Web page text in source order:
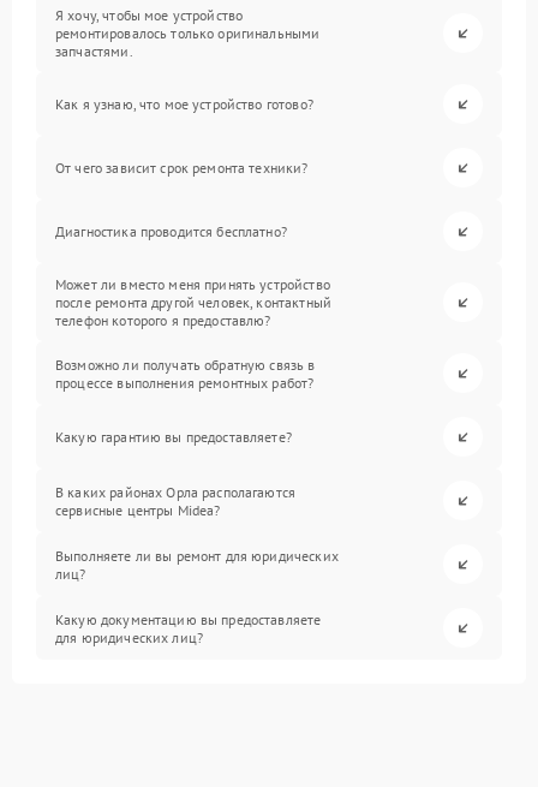
Я хочу, чтобы мое устройство
ремонтировалось только оригинальными
запчастями.
Как я узнаю, что мое устройство готово?
От чего зависит срок ремонта техники?
Диагностика проводится бесплатно?
Может ли вместо меня принять устройство
после ремонта другой человек, контактный
телефон которого я предоставлю?
Возможно ли получать обратную связь в
процессе выполнения ремонтных работ?
Какую гарантию вы предоставляете?
В каких районах Орла располагаются
сервисные центры Midea?
Выполняете ли вы ремонт для юридических
лиц?
Какую документацию вы предоставляете
для юридических лиц?